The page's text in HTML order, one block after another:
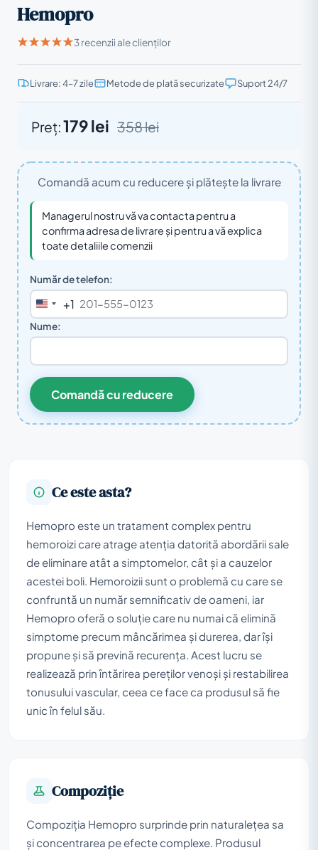
Hemopro
3 recenzii ale clienților
Livrare: 4–7 zile Metode de plată securizate Suport 24/7
Preț:179 lei 358 lei
Comandă acum cu reducere și plătește la livrare
Managerul nostru vă va contacta pentru a
confirma adresa de livrare și pentru a vă explica
toate detaliile comenzii
Număr de telefon:
United
States
+1
Nume:
Comandă cu reducere
Ce este asta?
Hemopro este un tratament complex pentru
hemoroizi care atrage atenția datorită abordării sale
de eliminare atât a simptomelor, cât și a cauzelor
acestei boli. Hemoroizii sunt o problemă cu care se
confruntă un număr semnificativ de oameni, iar
Hemopro oferă o soluție care nu numai că elimină
simptome precum mâncărimea și durerea, dar își
propune și să prevină recurența. Acest lucru se
realizează prin întărirea pereților venoși și restabilirea
tonusului vascular, ceea ce face ca produsul să fie
unic în felul său.
Compoziţie
Compoziția Hemopro surprinde prin naturalețea sa
și concentrarea pe efecte complexe. Produsul